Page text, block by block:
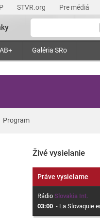
STVR.org Pre médiá
Galéria SRo
Program
Živé vysielanie
Práve vysielame
RádioSlovakia Int.
03:00 - La Slovaquie en direct, Magazine en français